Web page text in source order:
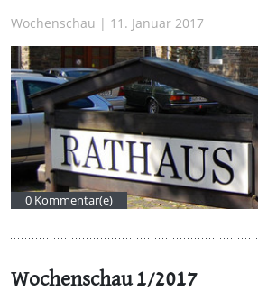
Wochenschau | 11. Januar 2017
0 Kommentar(e)
Wochenschau 1/2017